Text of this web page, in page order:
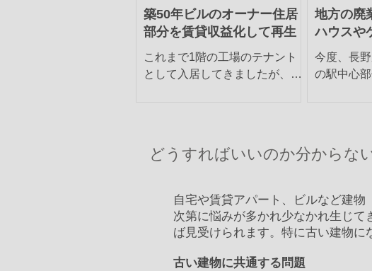
築50年ビルのオーナー住居
部分を賃貸収益化して再生
これまで1階の工場のテナント
として入居してきましたが、家
経営の安定を優先し、決断しま
分は、元家主が住居として使用
してきており、現在は空...
地方の廃
ハウスや
て再生
今度、長
の駅中心
していて
るにはど
のかアド
どうすればいいのか分からな
自宅や賃貸アパート、ビルなど建
次第に悩みが多かれ少なかれ生じ
ば見受けられます。特に古い建物に
古い建物に共通する問題